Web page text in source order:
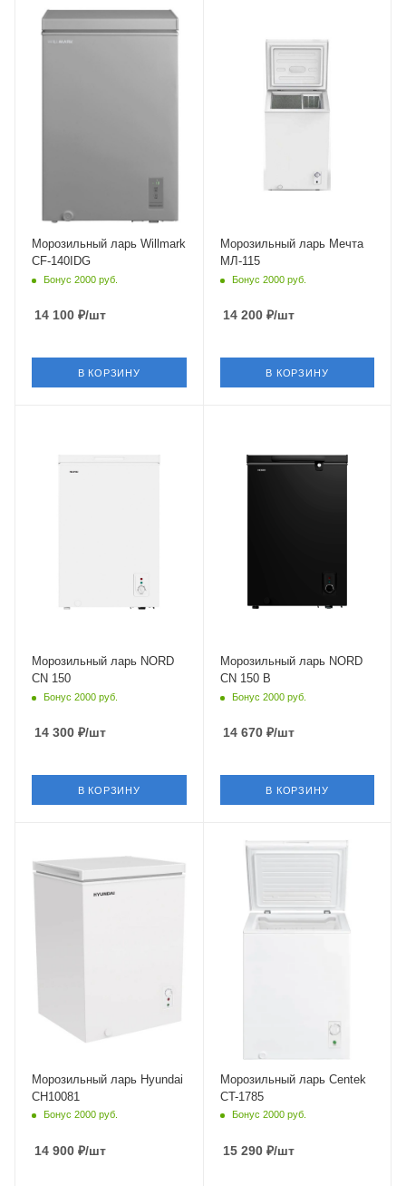
Крышка
Глухая
Морозильный ларь Willmark
CF-140IDG
Бонус 2000 руб.
14 100 ₽/шт
В КОРЗИНУ
Морозильный ларь Мечта
МЛ-115
Бонус 2000 руб.
14 200₽/шт
В КОРЗИНУ
Морозильный ларь NORD
CN 150
Бонус 2000 руб.
14 300 ₽/шт
В КОРЗИНУ
Морозильный ларь NORD
CN 150 B
Бонус 2000 руб.
14 670₽/шт
В КОРЗИНУ
Глухая
Морозильный ларь Hyundai
CH10081
Бонус 2000 руб.
14 900 ₽/шт
Крышка
Морозильный ларь Centek
CT-1785
Бонус 2000 руб.
15 290₽/шт